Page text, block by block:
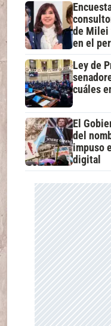
de Milei
en el
Ley de
cuáles
El
del
impuso
digital